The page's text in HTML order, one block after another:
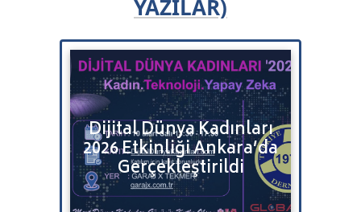
YAZILAR)
Dijital Dünya Kadınları
2026 Etkinliği Ankara’da
Gerçekleştirildi